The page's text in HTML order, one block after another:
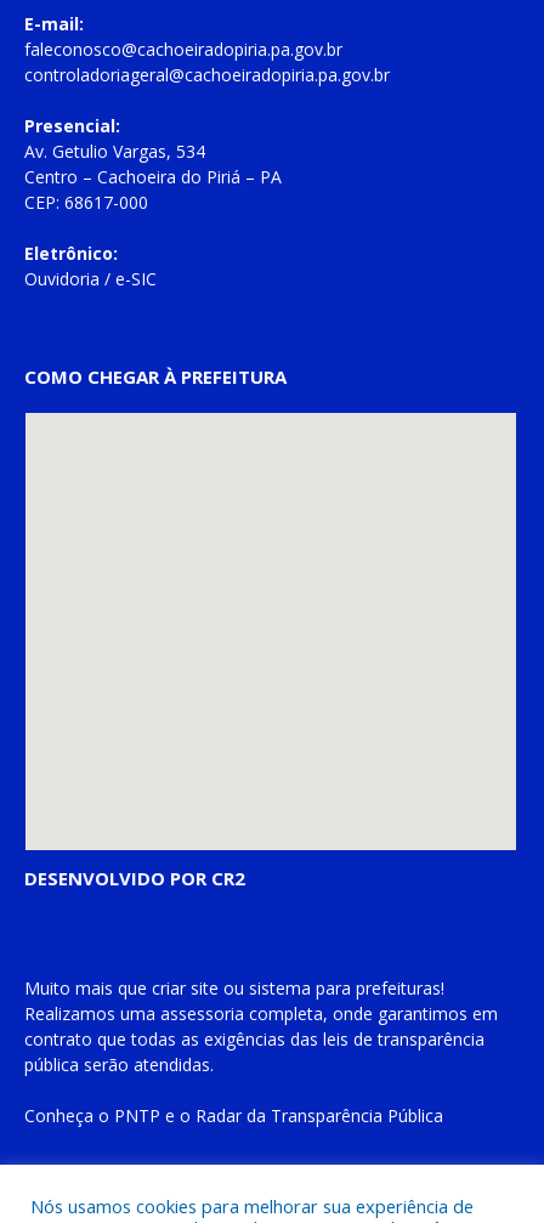
E-mail:
faleconosco@cachoeiradopiria.pa.gov.br
controladoriageral@cachoeiradopiria.pa.gov.br
Presencial:
Av. Getulio Vargas, 534
Centro – Cachoeira do Piriá – PA
CEP: 68617-000
Eletrônico:
Ouvidoria / e-SIC
COMO CHEGAR À PREFEITURA
DESENVOLVIDO POR CR2
Muito mais que criar site ou sistema para prefeituras!
Realizamos uma assessoria completa, onde garantimos em
contrato que todas as exigências das leis de transparência
pública serão atendidas.
Conheça o PNTP e o Radar da Transparência Pública
Nós usamos cookies para melhorar sua experiência de